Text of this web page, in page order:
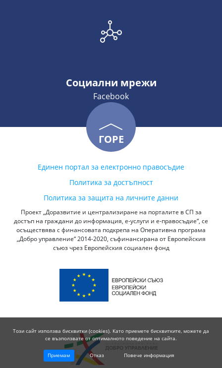
Социални мрежи
Facebook
ГОРЕ
Единен портал за електронно правосъдие
Политика за достъпност
Политика за защита на личните данни
Проект „Доразвитие и централизиране на порталите в СП за
достъп на граждани до информация, е-услуги и е-правосъдие“, се
осъществява с финансовата подкрепа на Оперативна програма
„Добро управление“ 2014-2020, съфинансирана от Европейския
съюз чрез Европейския социален фонд
Този сайт използва бисквитки (cookies). Като приемете бисквитките, можете да
се възползвате от оптималното поведение на сайта.
Приемам Отказ Повече информация